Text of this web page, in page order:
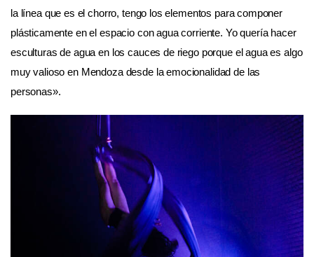
la línea que es el chorro, tengo los elementos para componer
plásticamente en el espacio con agua corriente. Yo quería hacer
esculturas de agua en los cauces de riego porque el agua es algo
muy valioso en Mendoza desde la emocionalidad de las
personas».